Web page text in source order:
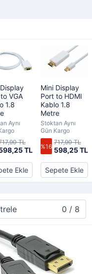
VGA
1.8
Aynı
TL
TL
Ekle
Mini Display
Port to HDMI
Kablo 1.8
Metre
Stoktan Aynı
Gün Kargo
%16 598,25 TL
717,90 TL
Sepete Ekle
0 / 8